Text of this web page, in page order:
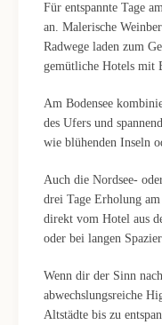
Für entspannte Tage
an. Malerische
Radwege laden zum
gemütliche Hotels mit
Am Bodensee
des Ufers und
wie blühenden Inseln
Auch die Nordsee-
drei Tage Erholung
direkt vom Hotel aus
oder bei langen
Wenn dir der Sinn
abwechslungsreiche
Altstädte bis zu